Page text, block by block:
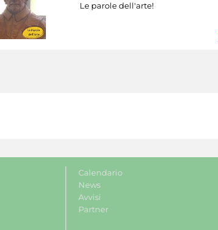
Le parole dell'arte!
Calendario
News
Avvisi
Partner